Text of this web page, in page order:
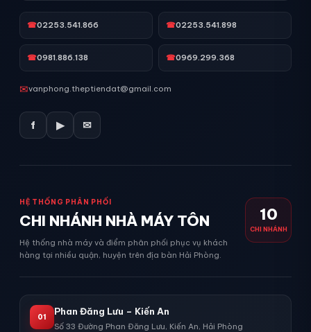
☎02253.541.866 ☎02253.541.898
☎0981.886.138 ☎0969.299.368
✉vanphong.theptiendat@gmail.com
f ▶ ✉
HỆ THỐNG PHÂN PHỐI
CHI NHÁNH NHÀ MÁY TÔN
Hệ thống nhà máy và điểm phân phối phục vụ khách
hàng tại nhiều quận, huyện trên địa bàn Hải Phòng.
10
CHI NHÁNH
01
Phan Đăng Lưu – Kiến An
Số 33 Đường Phan Đăng Lưu, Kiến An, Hải Phòng